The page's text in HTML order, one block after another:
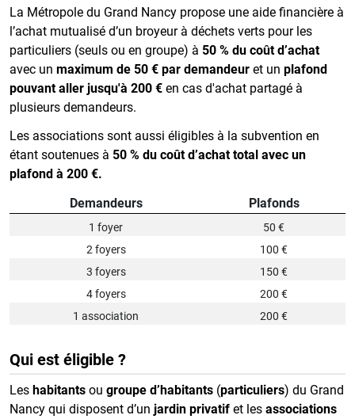
La Métropole du Grand Nancy propose une aide financière à
l’achat mutualisé d’un broyeur à déchets verts pour les
particuliers (seuls ou en groupe) à 50 % du coût d’achat
avec un maximum de 50 € par demandeur et un plafond
pouvant aller jusqu'à 200 € en cas d'achat partagé à
plusieurs demandeurs.
Les associations sont aussi éligibles à la subvention en
étant soutenues à 50 % du coût d’achat total avec un
plafond à 200 €.
Demandeurs
Plafonds
1 foyer
50 €
2 foyers
100 €
3 foyers
150 €
4 foyers
200 €
1 association
200 €
Qui est éligible ?
Les habitants ou groupe d’habitants (particuliers) du Grand
Nancy qui disposent d’un jardin privatif et les associations